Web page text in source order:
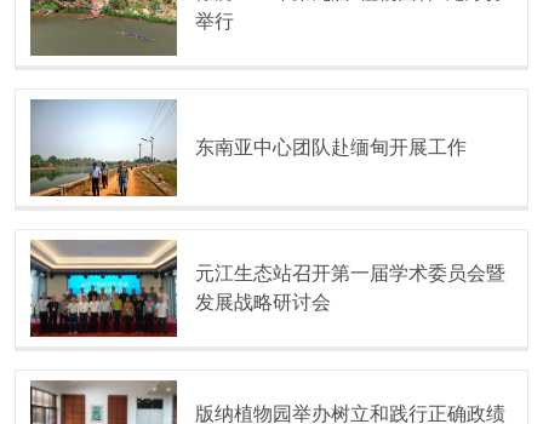
举行
东南亚中心团队赴缅甸开展工作
元江生态站召开第一届学术委员会暨
发展战略研讨会
版纳植物园举办树立和践行正确政绩